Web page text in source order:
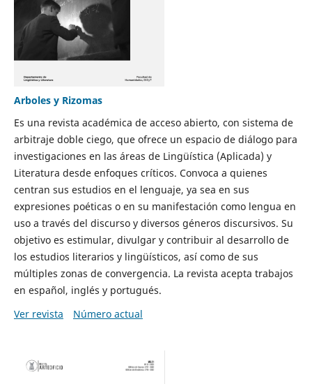
Arboles y Rizomas
Es una revista académica de acceso abierto, con sistema de
arbitraje doble ciego, que ofrece un espacio de diálogo para
investigaciones en las áreas de Lingüística (Aplicada) y
Literatura desde enfoques críticos. Convoca a quienes
centran sus estudios en el lenguaje, ya sea en sus
expresiones poéticas o en su manifestación como lengua en
uso a través del discurso y diversos géneros discursivos. Su
objetivo es estimular, divulgar y contribuir al desarrollo de
los estudios literarios y lingüísticos, así como de sus
múltiples zonas de convergencia. La revista acepta trabajos
en español, inglés y portugués.
Ver revista
Número actual